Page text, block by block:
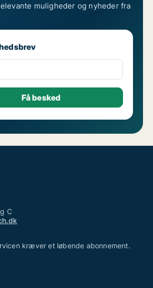
muligheder og nyheder fra
C
kræver et løbende abonnement.